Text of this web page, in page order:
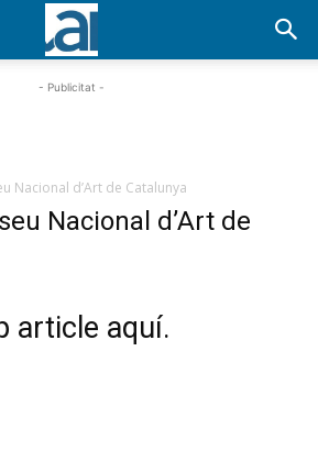
- Publicitat -
Nacional d’Art de Catalunya
Nacional d’Art de
article aquí.